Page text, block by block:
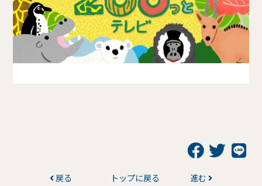
戻る トップに戻る 進む